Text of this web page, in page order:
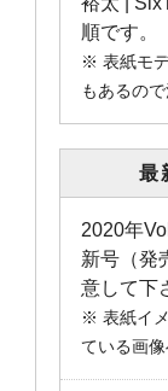
順です。
※ 表紙モ
もあるの
最
2020年
新号（発
意して下
※ 表紙イ
ている画